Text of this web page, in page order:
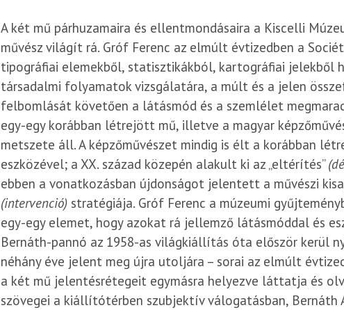
A két mű párhuzamaira és ellentmondásaira a Kiscelli
művész világít rá. Gróf Ferenc az elmúlt évtizedben a
tipográfiai elemekből, statisztikákból, kartográfiai jelekből
társadalmi folyamatok vizsgálatára, a múlt és a jelen
felbomlását követően a látásmód és a szemlélet
egy-egy korábban létrejött mű, illetve a magyar
metszete áll. A képzőművészet mindig is élt a korábban
eszközével; a XX. század közepén alakult ki az „eltérítés”
ebben a vonatkozásban újdonságot jelentett a művészi
(intervenció)stratégiája. Gróf Ferenc a múzeumi
egy-egy elemet, hogy azokat rá jellemző látásmóddal és
Bernáth-pannó az 1958-as világkiállítás óta először kerül
néhány éve jelent meg újra utoljára – sorai az elmúlt
a két mű jelentésrétegeit egymásra helyezve láttatja és
szövegei a kiállítótérben szubjektív válogatásban, Bernáth